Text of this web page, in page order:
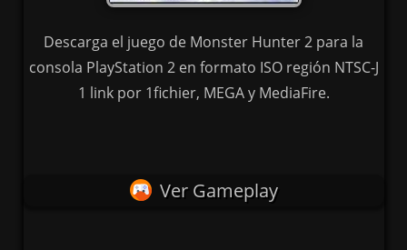
Descarga el juego de Monster Hunter 2 para la
consola PlayStation 2 en formato ISO región NTSC-J
1 link por 1fichier, MEGA y MediaFire.
Ver Gameplay